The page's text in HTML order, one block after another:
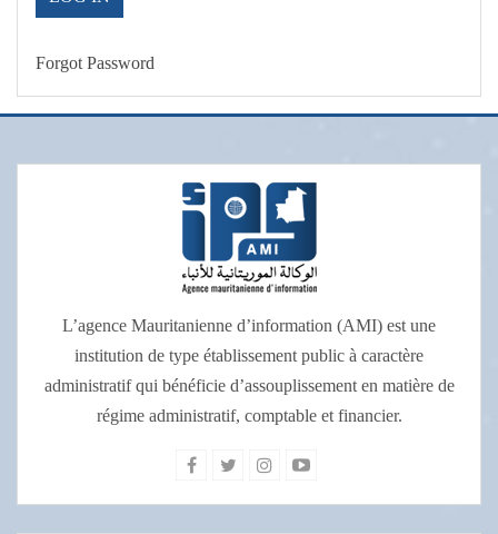
Forgot Password
L’agence Mauritanienne d’information (AMI) est une
institution de type établissement public à caractère
administratif qui bénéficie d’assouplissement en matière de
régime administratif, comptable et financier.